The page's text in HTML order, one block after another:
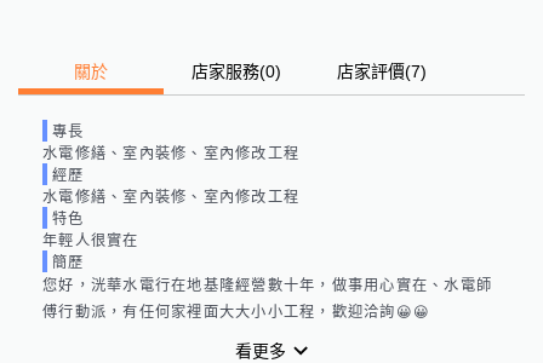
關於 店家服務(0) 店家評價(7)
專長
水電修繕、室內裝修、室內修改工程
經歷
水電修繕、室內裝修、室內修改工程
特色
年輕人很實在
簡歷
您好，洸華水電行在地基隆經營數十年，做事用心實在、水電師
傅行動派，有任何家裡面大大小小工程，歡迎洽詢😀😀
看更多